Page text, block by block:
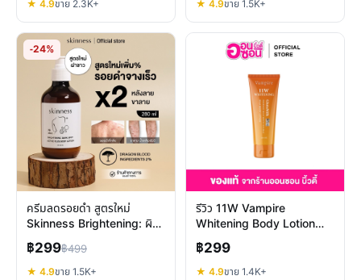
★ 4.9ขาย 2.3K+ ★ 4.9ขาย 1.5K+
-24%
ครีมลดรอยดำ สูตรใหม่
Skinness Brightening: ผิว
ใส ลดจุดด่างดำเห็นผลจริง
฿299฿499
★ 4.9ขาย 1.5K+
รีวิว 11W Vampire
Whitening Body Lotion
โลชั่นผิวขาวสูตรกลางคืน
฿299
★ 4.9ขาย 1.4K+